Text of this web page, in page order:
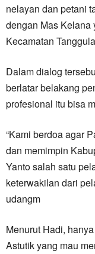
nelayan dan petani
dengan Mas Kelana
Kecamatan
Dalam dialog
berlatar belakang
profesional itu bisa
“Kami berdoa agar
dan memimpin
Yanto salah satu
keterwakilan dari
udangm
Menurut Hadi,
Astutik yang mau